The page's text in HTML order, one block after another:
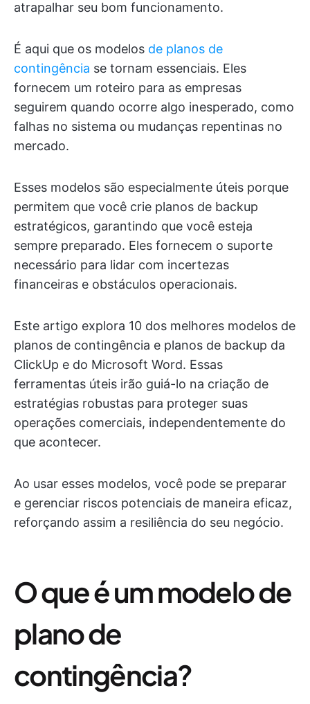
atrapalhar seu bom funcionamento.
É aqui que os modelos de planos de
contingência se tornam essenciais. Eles
fornecem um roteiro para as empresas
seguirem quando ocorre algo inesperado, como
falhas no sistema ou mudanças repentinas no
mercado.
Esses modelos são especialmente úteis porque
permitem que você crie planos de backup
estratégicos, garantindo que você esteja
sempre preparado. Eles fornecem o suporte
necessário para lidar com incertezas
financeiras e obstáculos operacionais.
Este artigo explora 10 dos melhores modelos de
planos de contingência e planos de backup da
ClickUp e do Microsoft Word. Essas
ferramentas úteis irão guiá-lo na criação de
estratégias robustas para proteger suas
operações comerciais, independentemente do
que acontecer.
Ao usar esses modelos, você pode se preparar
e gerenciar riscos potenciais de maneira eficaz,
reforçando assim a resiliência do seu negócio.
O que é um modelo de
plano de
contingência?